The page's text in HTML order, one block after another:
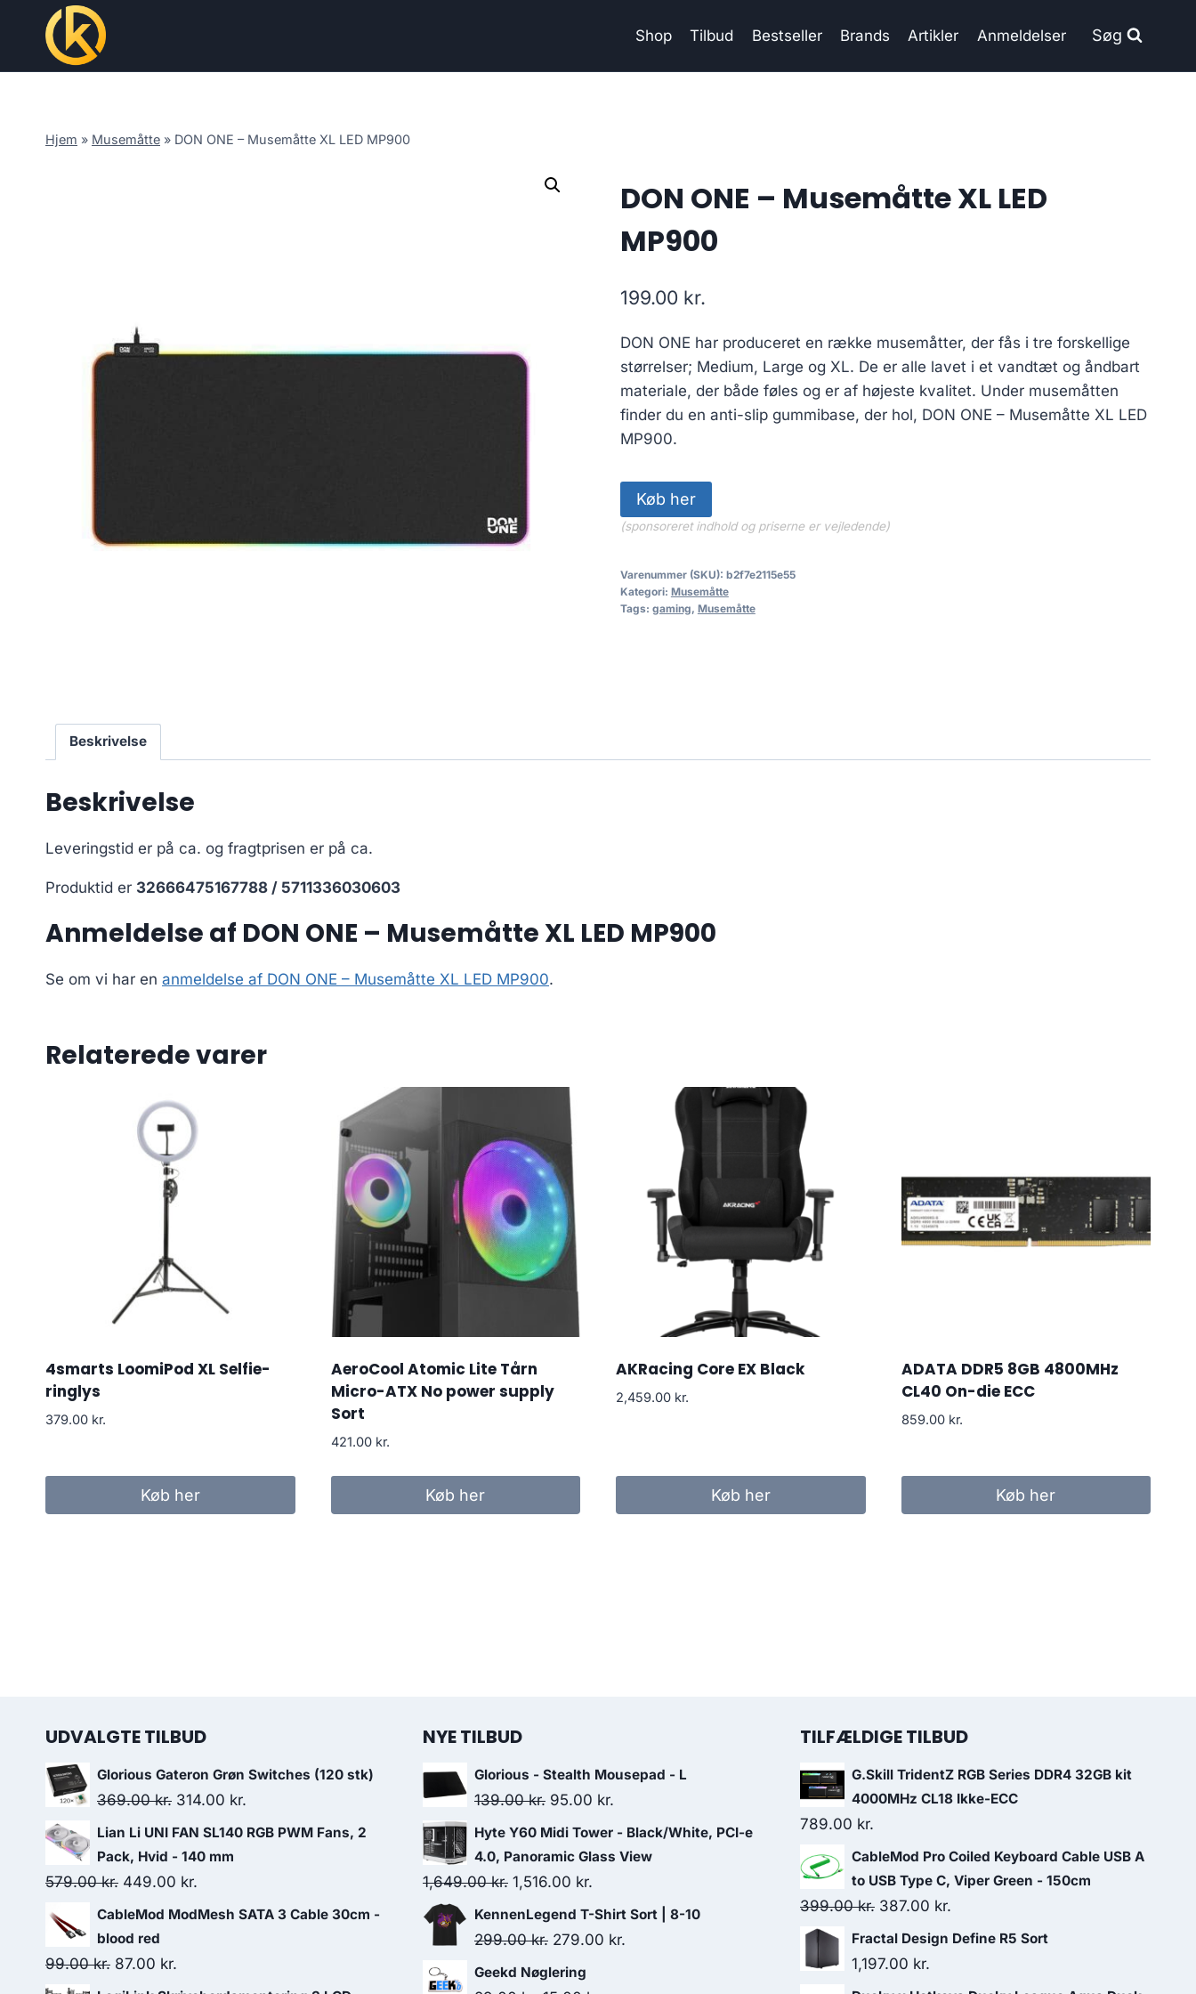
content
Shop Tilbud Bestseller Brands Artikler Anmeldelser Søg
Hjem » Musemåtte » DON ONE – Musemåtte XL LED MP900
DON ONE – Musemåtte XL LED
MP900
199.00 kr.
DON ONE har produceret en række musemåtter, der fås i tre forskellige
størrelser; Medium, Large og XL. De er alle lavet i et vandtæt og åndbart
materiale, der både føles og er af højeste kvalitet. Under musemåtten
finder du en anti-slip gummibase, der hol, DON ONE – Musemåtte XL LED
MP900.
Køb her
(sponsoreret indhold og priserne er vejledende)
Varenummer (SKU): b2f7e2115e55
Kategori: Musemåtte
Tags: gaming, Musemåtte
Beskrivelse
Beskrivelse
Leveringstid er på ca. og fragtprisen er på ca.
Produktid er 32666475167788 / 5711336030603
Anmeldelse af DON ONE – Musemåtte XL LED MP900
Se om vi har en anmeldelse af DON ONE – Musemåtte XL LED MP900.
Relaterede varer
4smarts LoomiPod XL Selfie-
ringlys
379.00 kr.
Køb her
AeroCool Atomic Lite Tårn
Micro-ATX No power supply
Sort
421.00 kr.
Køb her
AKRacing Core EX Black
2,459.00 kr.
Køb her
ADATA DDR5 8GB 4800MHz
CL40 On-die ECC
859.00 kr.
Køb her
UDVALGTE TILBUD
Glorious Gateron Grøn Switches (120 stk)
369.00kr. Original
price
was:
369.00 kr..
314.00 kr.
price
Lian Li UNI FAN SL140 RGB PWM Fans, 2
Pack, Hvid - 140 mm
579.00kr. Original
price
was:
579.00 kr..
449.00 kr.
price
CableMod ModMesh SATA 3 Cable 30cm -
blood red
99.00kr. Original
price
87.00 kr.
price
NYE TILBUD
Glorious - Stealth Mousepad - L
139.00kr. Original
price
was:
139.00 kr..
95.00 kr.
price
is:
Hyte Y60 Midi Tower - Black/White, PCI-e
4.0, Panoramic Glass View
1,649.00kr. Original
price
was:
1,516.00 kr.
price
is:
KennenLegend T-Shirt Sort | 8-10
299.00kr. Original
price
279.00 kr.
Geekd Nøglering
TILFÆLDIGE TILBUD
G.Skill TridentZ RGB Series DDR4 32GB kit
4000MHz CL18 Ikke-ECC
789.00 kr.
CableMod Pro Coiled Keyboard Cable USB A
to USB Type C, Viper Green - 150cm
399.00kr. Original
price
was:
387.00 kr.
price
Fractal Design Define R5 Sort
1,197.00 kr.